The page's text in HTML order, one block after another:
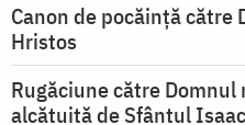
Canon de pocăință
Hristos
Rugăciune către
alcătuită de Sfântul